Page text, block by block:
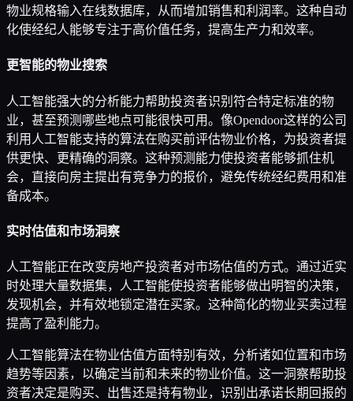
物业规格输入在线数据库，从而增加销售和利润率。这种自动
化使经纪人能够专注于高价值任务，提高生产力和效率。
更智能的物业搜索
人工智能强大的分析能力帮助投资者识别符合特定标准的物
业，甚至预测哪些地点可能很快可用。像Opendoor这样的公司
利用人工智能支持的算法在购买前评估物业价格，为投资者提
供更快、更精确的洞察。这种预测能力使投资者能够抓住机
会，直接向房主提出有竞争力的报价，避免传统经纪费用和准
备成本。
实时估值和市场洞察
人工智能正在改变房地产投资者对市场估值的方式。通过近实
时处理大量数据集，人工智能使投资者能够做出明智的决策，
发现机会，并有效地锁定潜在买家。这种简化的物业买卖过程
提高了盈利能力。
人工智能算法在物业估值方面特别有效，分析诸如位置和市场
趋势等因素，以确定当前和未来的物业价值。这一洞察帮助投
资者决定是购买、出售还是持有物业，识别出承诺长期回报的